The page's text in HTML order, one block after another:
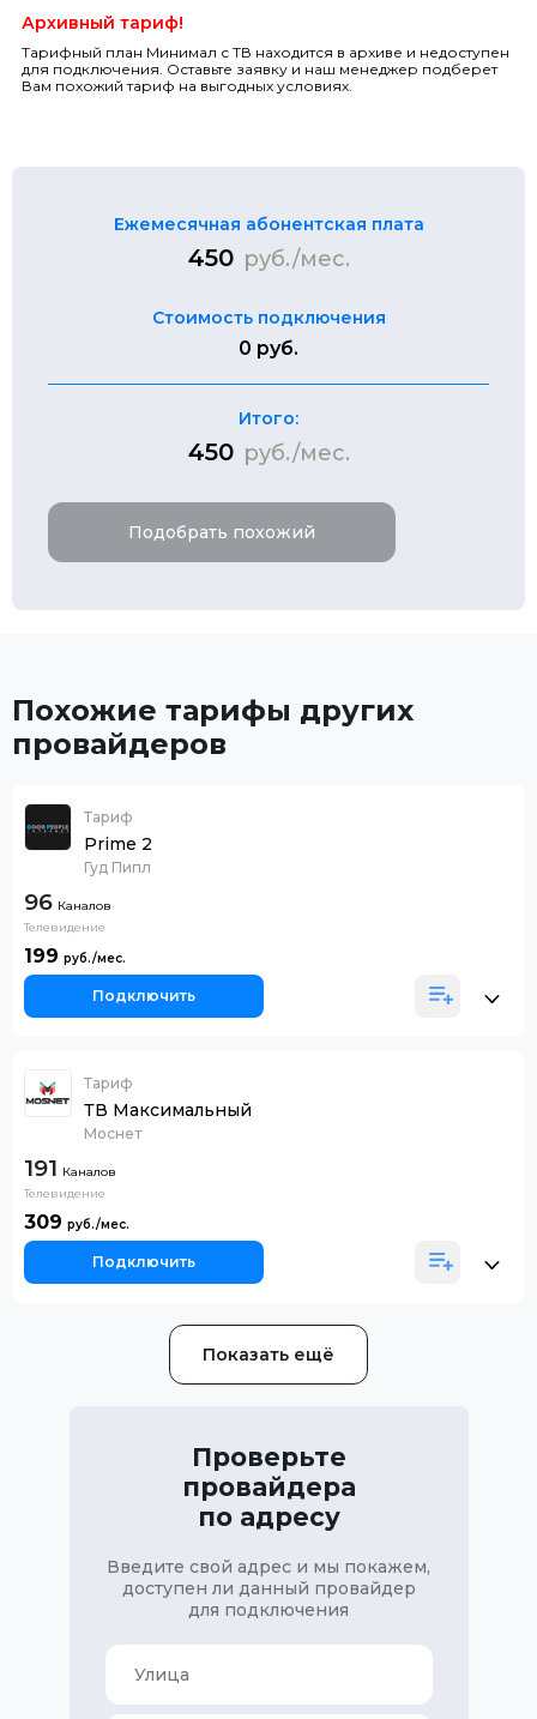
Архивный тариф!
Тарифный план Минимал с ТВ находится в архиве и недоступен
для подключения. Оставьте заявку и наш менеджер подберет
Вам похожий тариф на выгодных условиях.
Ежемесячная абонентская плата
450 руб./мес.
Стоимость подключения
0 руб.
Итого:
450 руб./мес.
Подобрать похожий
Похожие тарифы других
провайдеров
Тариф
Prime 2
Гуд Пипл
96 Каналов
Телевидение
199
Подключить
Тариф
ТВ Максимальный
Моснет
191 Каналов
Телевидение
309
Подключить
Показать ещё
Проверьте
провайдера
по адресу
Введите свой адрес и мы покажем,
доступен ли данный провайдер
для подключения